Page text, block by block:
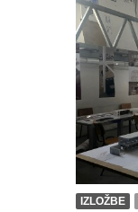
IZLOŽBE